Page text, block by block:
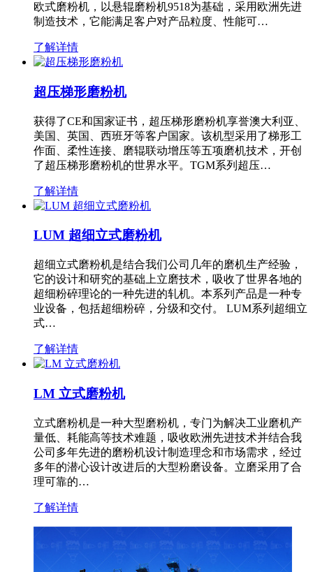
欧式磨粉机，以悬辊磨粉机9518为基础，采用欧洲先进
制造技术，它能满足客户对产品粒度、性能可…
了解详情
超压梯形磨粉机
获得了CE和国家证书，超压梯形磨粉机享誉澳大利亚、
美国、英国、西班牙等客户国家。该机型采用了梯形工
作面、柔性连接、磨辊联动增压等五项磨机技术，开创
了超压梯形磨粉机的世界水平。TGM系列超压…
了解详情
LUM 超细立式磨粉机
超细立式磨粉机是结合我们公司几年的磨机生产经验，
它的设计和研究的基础上立磨技术，吸收了世界各地的
超细粉碎理论的一种先进的轧机。本系列产品是一种专
业设备，包括超细粉碎，分级和交付。 LUM系列超细立
式…
了解详情
LM 立式磨粉机
立式磨粉机是一种大型磨粉机，专门为解决工业磨机产
量低、耗能高等技术难题，吸收欧洲先进技术并结合我
公司多年先进的磨粉机设计制造理念和市场需求，经过
多年的潜心设计改进后的大型粉磨设备。立磨采用了合
理可靠的…
了解详情